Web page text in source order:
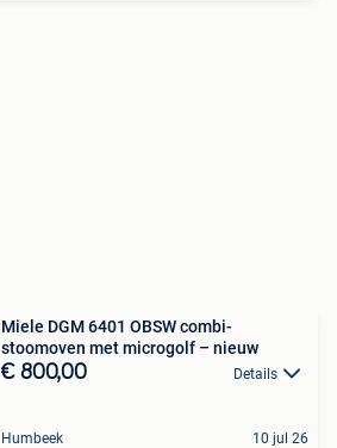
Miele DGM 6401 OBSW combi-
stoomoven met microgolf – nieuw
€ 800,00 Details
Humbeek 10 jul 26